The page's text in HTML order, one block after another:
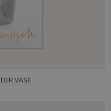
VASE